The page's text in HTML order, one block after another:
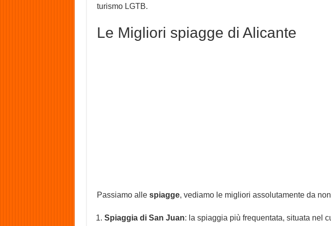
turismo LGTB.
Le Migliori spiagge di Alicante
Passiamo alle spiagge, vediamo le migliori assolutamente da
Spiaggia di San Juan: la spiaggia più frequentata, situata nel